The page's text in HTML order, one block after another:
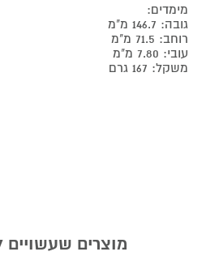
מימדים:
גובה: 146.7 מ"מ
רוחב: 71.5 מ"מ
עובי: 7.80 מ"מ
משקל: 167 גרם
מוצרים שעשויים